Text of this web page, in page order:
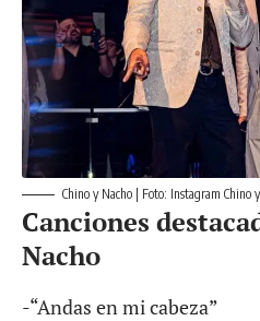
Chino y Nacho | Foto: Instagram Chino
Canciones
Nacho
-“Andas en mi cabeza”